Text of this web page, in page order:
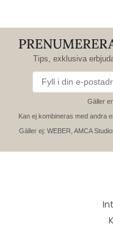
Tips, exklusiva
Gäller
Kan ej kombineras med andra
Gäller ej: WEBER, AMCA